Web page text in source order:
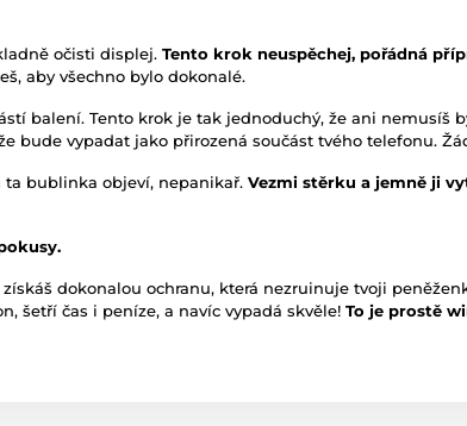
očisti displej. Tento krok neuspěchej, pořádná
aby všechno bylo dokonalé.
balení. Tento krok je tak jednoduchý, že ani nemusíš
bude vypadat jako přirozená součást tvého telefonu.
ta bublinka objeví, nepanikař. Vezmi stěrku a jemně ji
získáš dokonalou ochranu, která nezruinuje tvoji
šetří čas i peníze, a navíc vypadá skvěle! To je prostě